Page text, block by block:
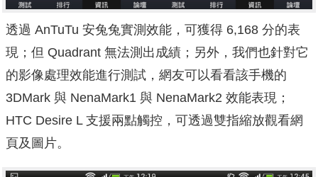
透過 AnTuTu 安兔兔實測效能，可獲得 6,168 分的表
現；但 Quadrant 無法測出成績；另外，我們也針對它
的影像處理效能進行測試，網友可以看看該手機的
3DMark 與 NenaMark1 與 NenaMark2 效能表現；
HTC Desire L 支援兩點觸控，可透過雙指縮放觀看網
頁及圖片。